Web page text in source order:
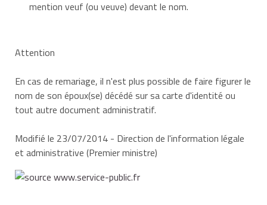
mention veuf (ou veuve) devant le nom.
Attention
En cas de remariage, il n'est plus possible de faire figurer le
nom de son époux(se) décédé sur sa carte d'identité ou
tout autre document administratif.
Modifié le 23/07/2014 - Direction de l'information légale
et administrative (Premier ministre)